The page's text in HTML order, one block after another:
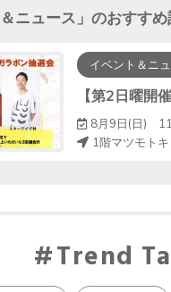
ニュース 」のおすす
イベント＆ニ
8月9日(日)
1階マツモト
Trend